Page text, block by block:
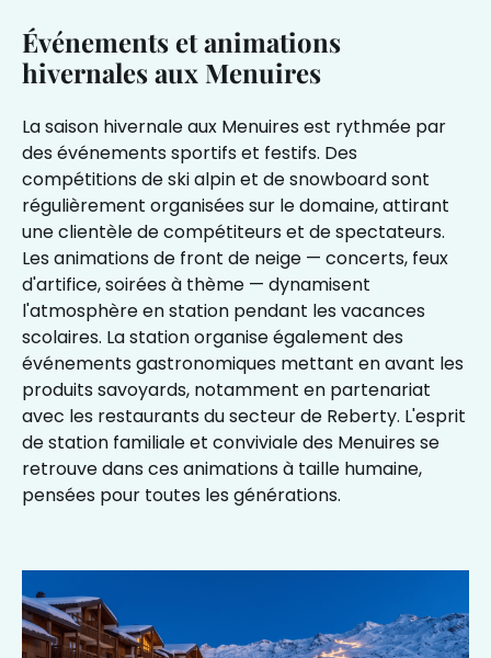
Événements et animations
hivernales aux Menuires
La saison hivernale aux Menuires est rythmée par
des événements sportifs et festifs. Des
compétitions de ski alpin et de snowboard sont
régulièrement organisées sur le domaine, attirant
une clientèle de compétiteurs et de spectateurs.
Les animations de front de neige — concerts, feux
d'artifice, soirées à thème — dynamisent
l'atmosphère en station pendant les vacances
scolaires. La station organise également des
événements gastronomiques mettant en avant les
produits savoyards, notamment en partenariat
avec les restaurants du secteur de Reberty. L'esprit
de station familiale et conviviale des Menuires se
retrouve dans ces animations à taille humaine,
pensées pour toutes les générations.